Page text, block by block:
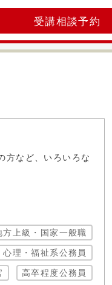
受講相談予約
方など、いろいろな
上級・国家一般職
心理・福祉系公務員
高卒程度公務員